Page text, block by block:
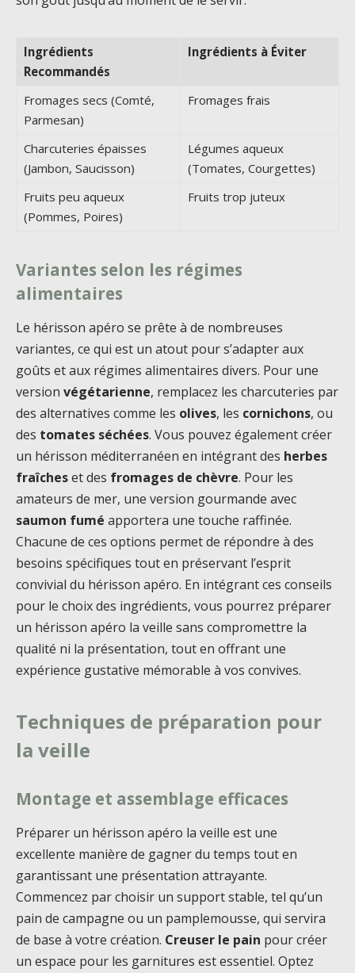
Ingrédients
Recommandés
Ingrédients à Éviter
Fromages secs (Comté,
Parmesan)
Fromages frais
Charcuteries épaisses
(Jambon, Saucisson)
Légumes aqueux
(Tomates, Courgettes)
Fruits peu aqueux
(Pommes, Poires)
Fruits trop juteux
Variantes selon les régimes
alimentaires
Le hérisson apéro se prête à de nombreuses
variantes, ce qui est un atout pour s’adapter aux
goûts et aux régimes alimentaires divers. Pour une
version végétarienne, remplacez les charcuteries par
des alternatives comme les olives, les cornichons, ou
des tomates séchées. Vous pouvez également créer
un hérisson méditerranéen en intégrant des herbes
fraîcheset des fromages de chèvre. Pour les
amateurs de mer, une version gourmande avec
saumon fumé apportera une touche raffinée.
Chacune de ces options permet de répondre à des
besoins spécifiques tout en préservant l’esprit
convivial du hérisson apéro. En intégrant ces conseils
pour le choix des ingrédients, vous pourrez préparer
un hérisson apéro la veille sans compromettre la
qualité ni la présentation, tout en offrant une
expérience gustative mémorable à vos convives.
Techniques de préparation pour
la veille
Montage et assemblage efficaces
Préparer un hérisson apéro la veille est une
excellente manière de gagner du temps tout en
garantissant une présentation attrayante.
Commencez par choisir un support stable, tel qu’un
pain de campagne ou un pamplemousse, qui servira
de base à votre création. Creuser le pain pour créer
un espace pour les garnitures est essentiel. Optez